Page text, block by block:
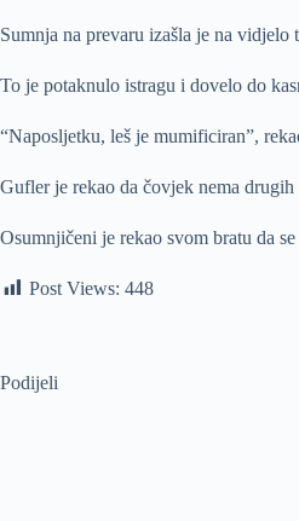
Sumnja na prevaru izašla je na
To je potaknulo istragu i dovelo do
“Naposljetku, leš je mumificiran”,
Gufler je rekao da čovjek nema
Osumnjičeni je rekao svom bratu da
Post Views: 448
Podijeli